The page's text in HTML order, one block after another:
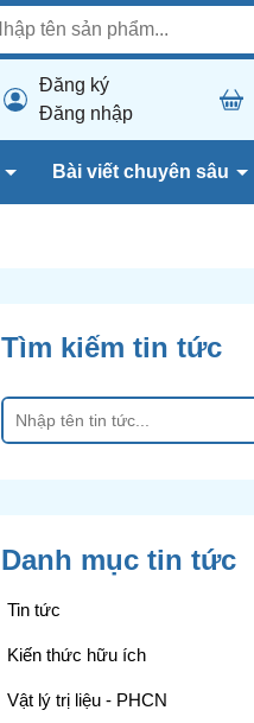
Đăng ký
Đăng nhập
Bài viết chuyên sâu
Tìm kiếm tin tức
Danh mục tin tức
Tin tức
Kiến thức hữu ích
Vật lý trị liệu - PHCN